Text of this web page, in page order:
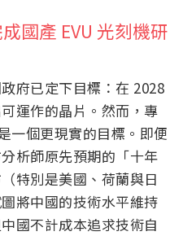
國產 EVU 光刻機研
府已定下目標：在 2028
運作的晶片。然而，專
一個更現實的目標。即便
析師原先預期的「十年
特別是美國、荷蘭與日
將中國的技術水平維持
國不計成本追求技術自